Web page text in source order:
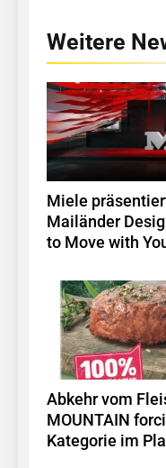
Weitere
Miele
Mailänder
to Move with
Abkehr vom
MOUNTAIN
Kategorie im